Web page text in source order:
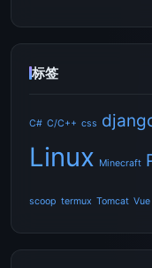
标签
C# C/C++ css
Linux Minecraft
scoop termux Tomcat Vue